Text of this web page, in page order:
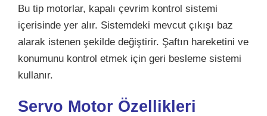
Bu tip motorlar, kapalı çevrim kontrol sistemi
içerisinde yer alır. Sistemdeki mevcut çıkışı baz
alarak istenen şekilde değiştirir. Şaftın hareketini ve
konumunu kontrol etmek için geri besleme sistemi
kullanır.
Servo Motor Özellikleri